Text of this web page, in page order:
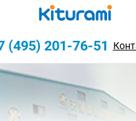
(495) 201-76-51